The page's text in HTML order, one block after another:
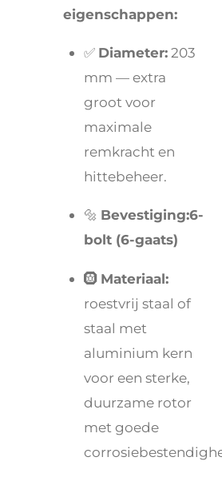
eigenschappen:
✅ Diameter:203
mm — extra
groot voor
maximale
remkracht en
hittebeheer.
🔩 Bevestiging:6-
bolt (6-gaats)
🛞 Materiaal:
roestvrij staal of
staal met
aluminium kern
voor een sterke,
duurzame rotor
met goede